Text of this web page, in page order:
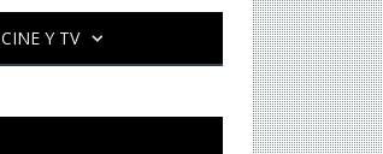
CINE Y TV